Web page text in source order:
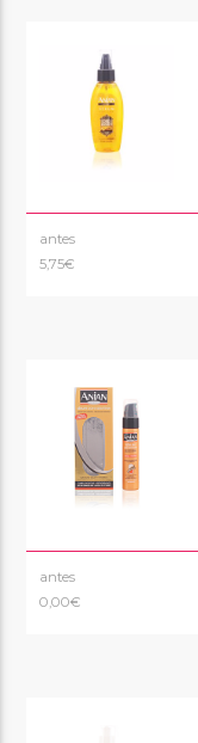
antes
5,75€
antes
0,00€